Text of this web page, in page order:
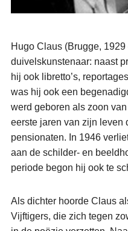
Hugo Claus (Brugge,
duivelskunstenaar: naast
hij ook libretto’s,
was hij ook een
werd geboren als zoon
eerste jaren van zijn leven
pensionaten. In 1946
aan de schilder- en
periode begon hij ook te
Als dichter hoorde Claus
Vijftigers, die zich tegen